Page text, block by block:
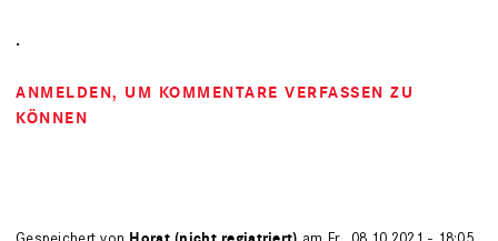
.
ANMELDEN, UM KOMMENTARE VERFASSEN ZU
KÖNNEN